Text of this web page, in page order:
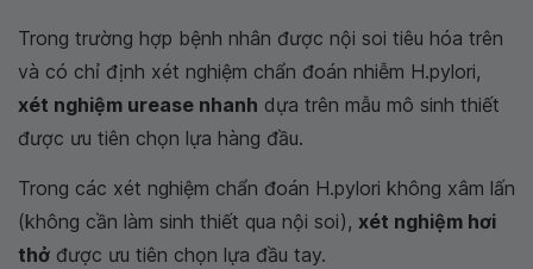
Trong trường hợp bệnh nhân được nội soi tiêu hóa trên
và có chỉ định xét nghiệm chẩn đoán nhiễm H.pylori,
xét nghiệm urease nhanh dựa trên mẫu mô sinh thiết
được ưu tiên chọn lựa hàng đầu.
Trong các xét nghiệm chẩn đoán H.pylori không xâm lấn
(không cần làm sinh thiết qua nội soi), xét nghiệm hơi
thở được ưu tiên chọn lựa đầu tay.